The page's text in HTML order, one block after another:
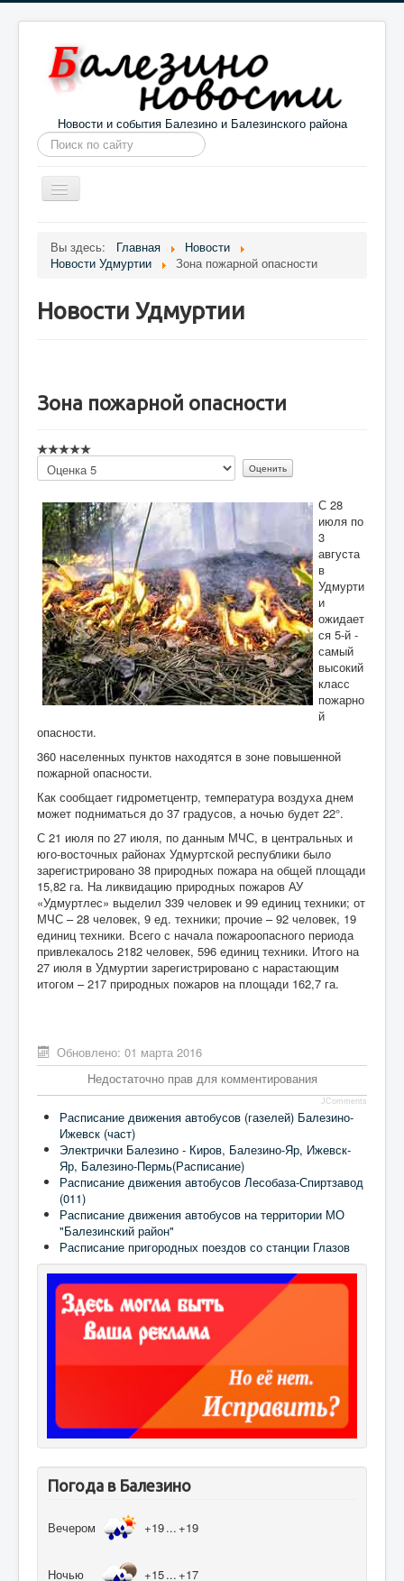
Новости и события Балезино и Балезинского района
Искать...
Toggle
Navigation
Информация Галерея О проекте
Вы здесь: Главная
Новости
Новости Удмуртии
Зона пожарной опасности
Новости Удмуртии
Зона пожарной опасности
Пожалуйста,
оцените
С 28
июля по
3
августа
в
Удмурти
и
ожидает
ся 5-й -
самый
высокий
класс
пожарно
й
опасности.
360 населенных пунктов находятся в зоне повышенной
пожарной опасности.
Как сообщает гидрометцентр, температура воздуха днем
может подниматься до 37 градусов, а ночью будет 22°.
С 21 июля по 27 июля, по данным МЧС, в центральных и
юго-восточных районах Удмуртской республики было
зарегистрировано 38 природных пожара на общей площади
15,82 га. На ликвидацию природных пожаров АУ
«Удмуртлес» выделил 339 человек и 99 единиц техники; от
МЧС – 28 человек, 9 ед. техники; прочие – 92 человек, 19
единиц техники. Всего с начала пожароопасного периода
привлекалось 2182 человек, 596 единиц техники. Итого на
27 июля в Удмуртии зарегистрировано с нарастающим
итогом – 217 природных пожаров на площади 162,7 га.
Обновлено: 01 марта 2016
Недостаточно прав для комментирования
JComments
Расписание движения автобусов (газелей) Балезино-
Ижевск (част)
Электрички Балезино - Киров, Балезино-Яр, Ижевск-
Яр, Балезино-Пермь(Расписание)
Расписание движения автобусов Лесобаза-Спиртзавод
(011)
Расписание движения автобусов на территории МО
"Балезинский район"
Расписание пригородных поездов со станции Глазов
Погода в Балезино
Вечером +19... +19
Ночью +15... +17